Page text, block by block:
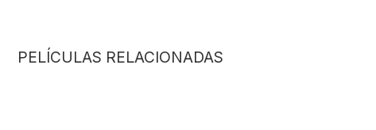
PELÍCULAS RELACIONADAS